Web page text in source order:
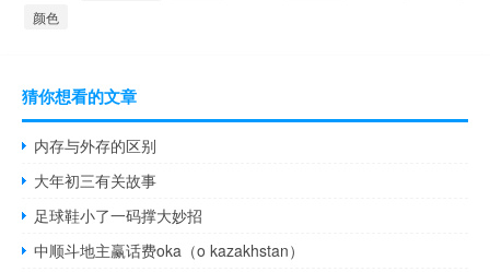
颜色
猜你想看的文章
内存与外存的区别
大年初三有关故事
足球鞋小了一码撑大妙招
中顺斗地主赢话费oka（o kazakhstan）